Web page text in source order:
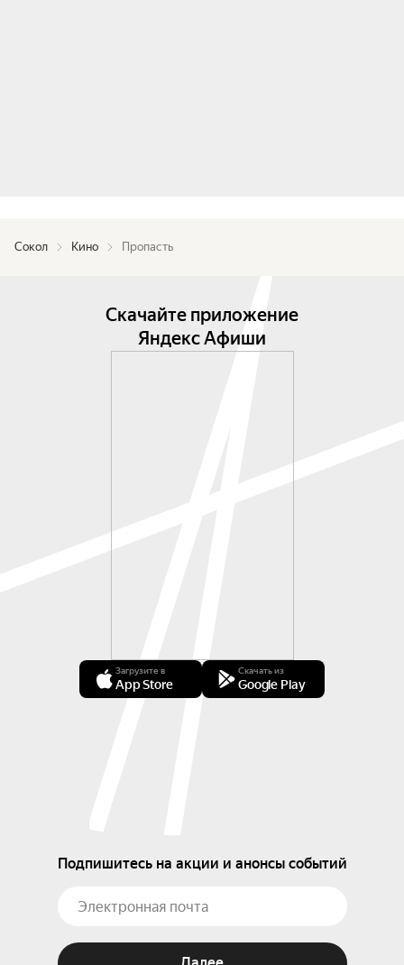
Сокол Кино Пропасть
Скачайте приложение
Яндекс Афиши
Загрузите в
App Store
Скачать из
Google Play
Подпишитесь на акции и анонсы событий